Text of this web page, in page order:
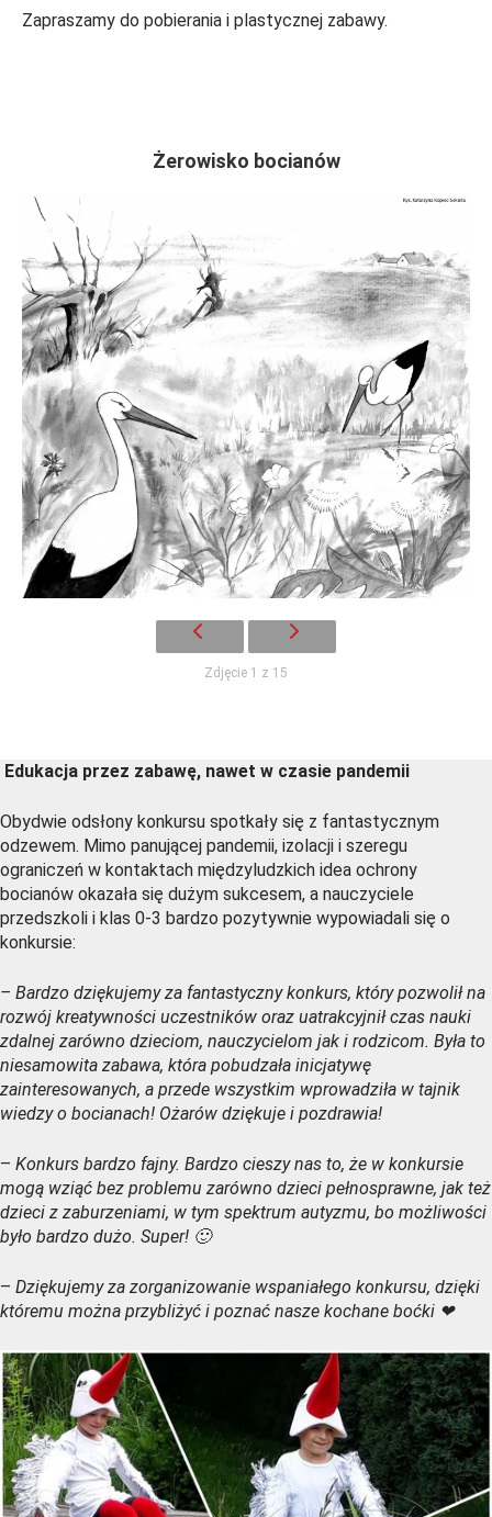
Zapraszamy do pobierania i plastycznej zabawy.
Żerowisko bocianów
Zdjęcie 1 z 15
Edukacja przez zabawę, nawet w czasie pandemii
Obydwie odsłony konkursu spotkały się z fantastycznym
odzewem. Mimo panującej pandemii, izolacji i szeregu
ograniczeń w kontaktach międzyludzkich idea ochrony
bocianów okazała się dużym sukcesem, a nauczyciele
przedszkoli i klas 0-3 bardzo pozytywnie wypowiadali się o
konkursie:
– Bardzo dziękujemy za fantastyczny konkurs, który pozwolił na
rozwój kreatywności uczestników oraz uatrakcyjnił czas nauki
zdalnej zarówno dzieciom, nauczycielom jak i rodzicom. Była to
niesamowita zabawa, która pobudzała inicjatywę
zainteresowanych, a przede wszystkim wprowadziła w tajnik
wiedzy o bocianach! Ożarów dziękuje i pozdrawia!
– Konkurs bardzo fajny. Bardzo cieszy nas to, że w konkursie
mogą wziąć bez problemu zarówno dzieci pełnosprawne, jak też
dzieci z zaburzeniami, w tym spektrum autyzmu, bo możliwości
było bardzo dużo. Super! 🙂
– Dziękujemy za zorganizowanie wspaniałego konkursu, dzięki
któremu można przybliżyć i poznać nasze kochane boćki ❤